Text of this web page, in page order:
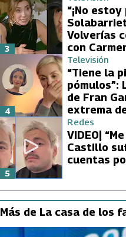
“¡No
Volverías
con
3
Televisión
“Tiene la
pómulos”:
de Fran
extrema
4
Redes
VIDEO|
Castillo
cuentas
5
Más de La casa de los